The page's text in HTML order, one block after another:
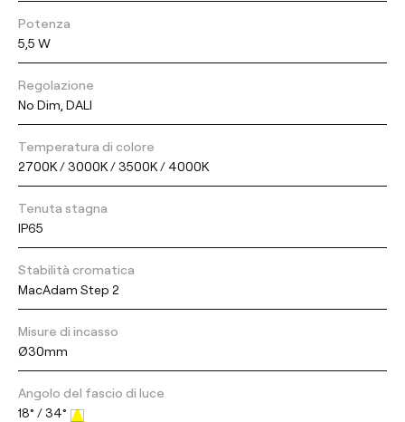
Potenza
5,5 W
Regolazione
No Dim, DALI
Temperatura di colore
2700K / 3000K / 3500K / 4000K
Tenuta stagna
IP65
Stabilità cromatica
MacAdam Step 2
Misure di incasso
Ø30mm
Angolo del fascio di luce
18° / 34°